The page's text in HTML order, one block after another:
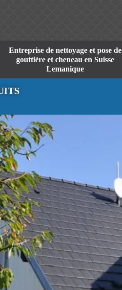
Entreprise de nettoyage et pose de
gouttière et cheneau en Suisse
Lemanique